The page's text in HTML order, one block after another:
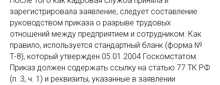
зарегистрировала заявление, следует составление
руководством приказа о разрыве трудовых
отношений между предприятием и сотрудником. Как
правило, используется стандартный бланк (форма №
Т-8), который утвержден 05.01.2004 Госкомстатом.
Приказ должен содержать ссылку на статью 77 ТК РФ
(п. 3, ч. 1) и реквизиты, указанные в заявлении